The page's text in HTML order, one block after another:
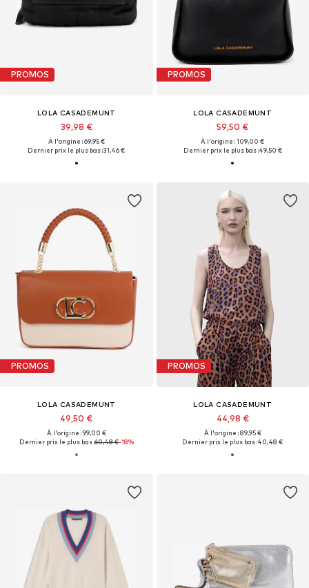
PROMOS
LOLA CASADEMUNT
39,98 €
À l'origine : 69,95 €
Dernier prix le plus bas :31,46 €
PROMOS
LOLA CASADEMUNT
59,50 €
À l'origine : 109,00 €
Dernier prix le plus bas :49,50 €
PROMOS
LOLA CASADEMUNT
49,50 €
À l'origine : 99,00 €
Dernier prix le plus bas :60,48 €-18%
PROMOS
LOLA CASADEMUNT
44,98 €
À l'origine : 89,95 €
Dernier prix le plus bas :40,48 €